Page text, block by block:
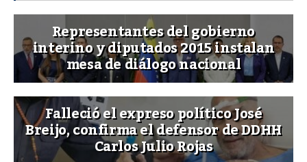
Representantes del gobierno
interino y diputados 2015 instalan
mesa de diálogo nacional
Falleció el expreso político José
Breijo, confirma el defensor de DDHH
Carlos Julio Rojas